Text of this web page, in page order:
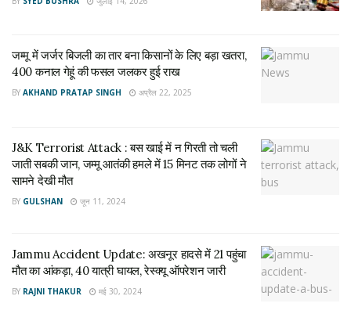
इससे पहले सुरक्षा बलों ने जम्मू-कश्मीर के बडगाम जिले से लश्कर-ए-तैयबा
(एलईटी) के एक आतंकवादी को बृहस्पतिवार को गिरफ्तार किया और उसके
बाद सुबह बडगाम के चदूरा इलाके में तलाशी अभियान शुरू किया था।
Tags: jammu news
jammu news of the day
जम्मू में जर्जर बिजली का तार बना किसानों के लिए बड़ा खतरा,
400 कनाल गेहूं की फसल जलकर हुई राख
BY AKHAND PRATAP SINGH अप्रैल 22, 2025
J&K Terrorist Attack : बस खाई में न गिरती तो चली
जाती सबकी जान, जम्मू आतंकी हमले में 15 मिनट तक लोगों ने
सामने देखी मौत
BY GULSHAN जून 11, 2024
Jammu Accident Update: अखनूर हादसे में 21 पहुंचा
मौत का आंकड़ा, 40 यात्री घायल, रेस्क्यू ऑपरेशन जारी
BY RAJNI THAKUR मई 30, 2024